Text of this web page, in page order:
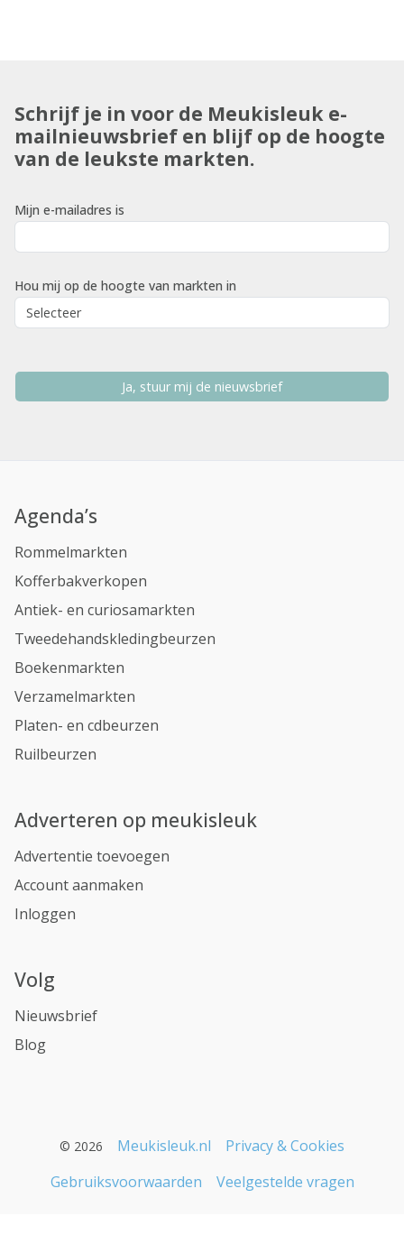
Schrijf je in voor de Meukisleuk e-
mailnieuwsbrief en blijf op de hoogte
van de leukste markten.
Mijn e-mailadres is
Hou mij op de hoogte van markten in
Ja, stuur mij de nieuwsbrief
Agenda’s
Rommelmarkten
Kofferbakverkopen
Antiek- en curiosamarkten
Tweedehandskledingbeurzen
Boekenmarkten
Verzamelmarkten
Platen- en cdbeurzen
Ruilbeurzen
Adverteren op meukisleuk
Advertentie toevoegen
Account aanmaken
Inloggen
Volg
Nieuwsbrief
Blog
© 2026 Meukisleuk.nl
Privacy & Cookies
Gebruiksvoorwaarden
Veelgestelde vragen